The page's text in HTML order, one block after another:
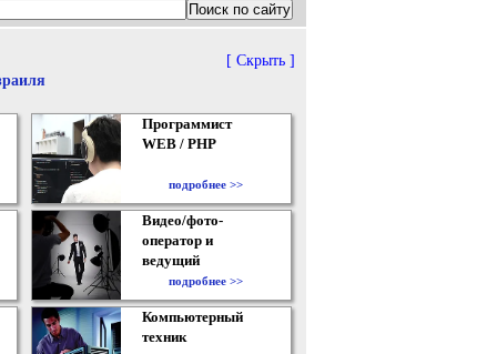
[ Скрыть ]
Программист
WEB / PHP
подробнее >>
Видео/фото-
оператор и
ведущий
подробнее >>
Компьютерный
техник